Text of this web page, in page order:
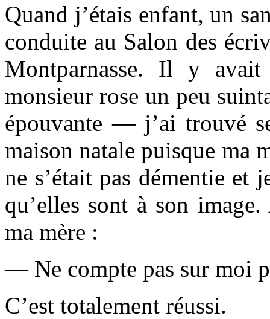
Quand j’étais enfant, un
conduite au Salon des
Montparnasse. Il y
monsieur rose un peu
épouvante — j’ai trouvé
maison natale puisque ma
ne s’était pas démentie et
qu’elles sont à son
ma mère :
— Ne compte pas sur moi
C’est totalement réussi.